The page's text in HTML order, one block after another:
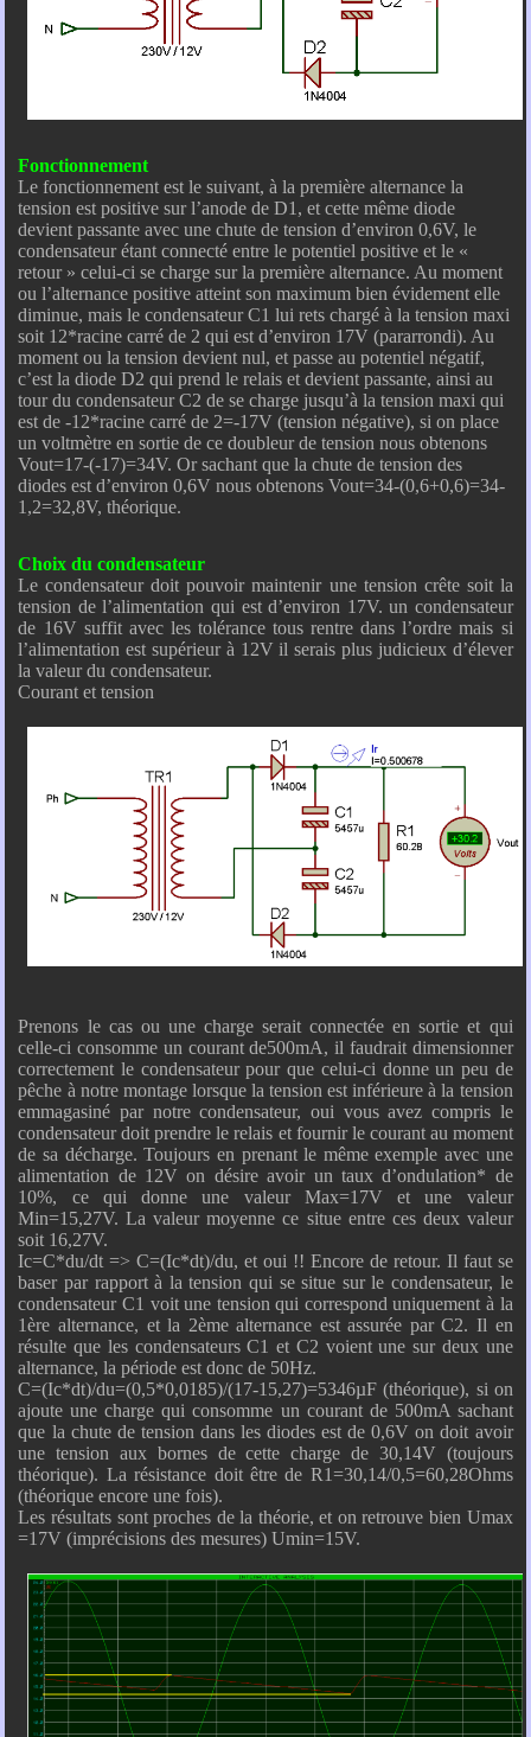
Fonctionnement
Le fonctionnement est le suivant, à la première alternance la
tension est positive sur l’anode de D1, et cette même diode
devient passante avec une chute de tension d’environ 0,6V, le
condensateur étant connecté entre le potentiel positive et le «
retour » celui-ci se charge sur la première alternance. Au moment
ou l’alternance positive atteint son maximum bien évidement elle
diminue, mais le condensateur C1 lui rets chargé à la tension maxi
soit 12*racine carré de 2 qui est d’environ 17V (pararrondi). Au
moment ou la tension devient nul, et passe au potentiel négatif,
c’est la diode D2 qui prend le relais et devient passante, ainsi au
tour du condensateur C2 de se charge jusqu’à la tension maxi qui
est de -12*racine carré de 2=-17V (tension négative), si on place
un voltmètre en sortie de ce doubleur de tension nous obtenons
Vout=17-(-17)=34V. Or sachant que la chute de tension des
diodes est d’environ 0,6V nous obtenons Vout=34-(0,6+0,6)=34-
1,2=32,8V, théorique.
Choix du condensateur
Le condensateur doit pouvoir maintenir une tension crête soit la
tension de l’alimentation qui est d’environ 17V. un condensateur
de 16V suffit avec les tolérance tous rentre dans l’ordre mais si
l’alimentation est supérieur à 12V il serais plus judicieux d’élever
la valeur du condensateur.
Courant et tension
Prenons le cas ou une charge serait connectée en sortie et qui
celle-ci consomme un courant de500mA, il faudrait dimensionner
correctement le condensateur pour que celui-ci donne un peu de
pêche à notre montage lorsque la tension est inférieure à la tension
emmagasiné par notre condensateur, oui vous avez compris le
condensateur doit prendre le relais et fournir le courant au moment
de sa décharge. Toujours en prenant le même exemple avec une
alimentation de 12V on désire avoir un taux d’ondulation* de
10%, ce qui donne une valeur Max=17V et une valeur
Min=15,27V. La valeur moyenne ce situe entre ces deux valeur
soit 16,27V.
Ic=C*du/dt => C=(Ic*dt)/du, et oui !! Encore de retour. Il faut se
baser par rapport à la tension qui se situe sur le condensateur, le
condensateur C1 voit une tension qui correspond uniquement à la
1ère alternance, et la 2ème alternance est assurée par C2. Il en
résulte que les condensateurs C1 et C2 voient une sur deux une
alternance, la période est donc de 50Hz.
C=(Ic*dt)/du=(0,5*0,0185)/(17-15,27)=5346µF (théorique), si on
ajoute une charge qui consomme un courant de 500mA sachant
que la chute de tension dans les diodes est de 0,6V on doit avoir
une tension aux bornes de cette charge de 30,14V (toujours
théorique). La résistance doit être de R1=30,14/0,5=60,28Ohms
(théorique encore une fois).
Les résultats sont proches de la théorie, et on retrouve bien Umax
=17V (imprécisions des mesures) Umin=15V.